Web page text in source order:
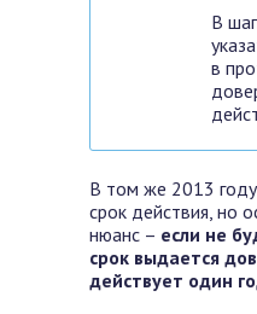
В
в
В том же 2013 году
срок действия, но
нюанс – если не
срок выдается
действует один